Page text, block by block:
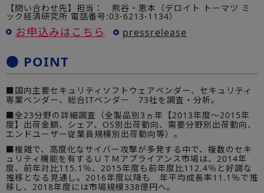
【問い合わせ先】担当： 熊谷・恵本（デロイト トーマツ ミ
ック経済研究所 電話番号:03-6213-1134）
お申込みはこちら pressrelease
● POINT
■国内主要セキュリティソフトウェアベンダー、セキュリティ
専業ベンダー、総合ITベンダー 73社を調査・分析。
■全23分野の詳細調査（全製品別3ヵ年【2013年度～2015年
度】出荷金額、シェア、OS別出荷動向、需要分野別出荷動向、
エンドユーザー従業員規模別出荷動向等）。
■複雑で、高度化なサイバー攻撃が多発する中で、複数のセキ
ュリティ機能を有するＵＴＭアプライアンス市場は、2014年
度、前年対比115.1％、2015年度も前年度比112.4％と好調な
推移となる見通し。2016年度以降も 年平均成長率11.1％で推
移し、2018年度には市場規模338億円へ。